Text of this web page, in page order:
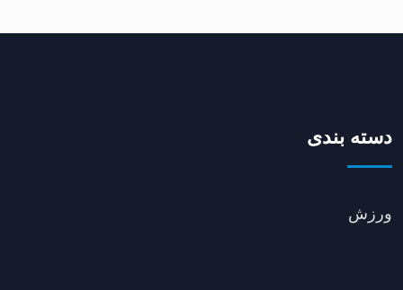
دسته بندی
ورزش